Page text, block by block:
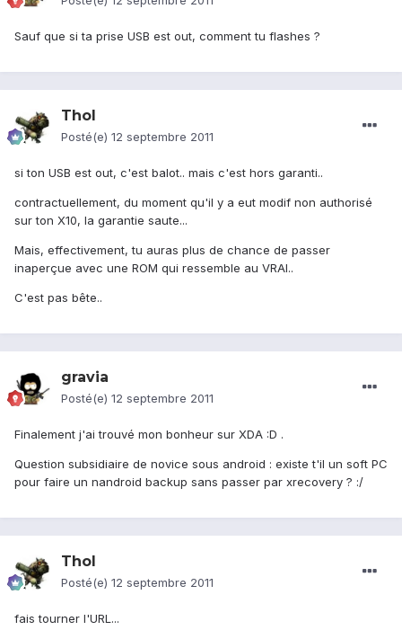
Sauf que si ta prise USB est out, comment tu flashes ?
Thol
Posté(e) 12 septembre 2011
si ton USB est out, c'est balot.. mais c'est hors garanti..
contractuellement, du moment qu'il y a eut modif non authorisé
sur ton X10, la garantie saute...
Mais, effectivement, tu auras plus de chance de passer
inaperçue avec une ROM qui ressemble au VRAI..
C'est pas bête..
gravia
Posté(e) 12 septembre 2011
Finalement j'ai trouvé mon bonheur sur XDA :D .
Question subsidiaire de novice sous android : existe t'il un soft PC
pour faire un nandroid backup sans passer par xrecovery ? :/
Thol
Posté(e) 12 septembre 2011
fais tourner l'URL...